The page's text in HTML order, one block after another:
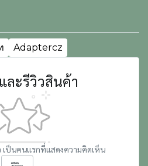
Adaptercz
ละรีวิวสินค้า
เป็นคนแรกที่แสดงความคิดเห็น